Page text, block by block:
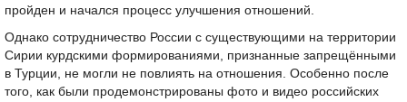
пройден и начался процесс улучшения отношений.
Однако сотрудничество России с существующими на территории
Сирии курдскими формированиями, признанные запрещёнными
в Турции, не могли не повлиять на отношения. Особенно после
того, как были продемонстрированы фото и видео российских